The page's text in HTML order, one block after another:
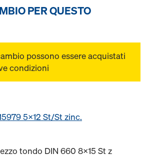
PER QUESTO
possono essere acquistati
condizioni
5x12 St/St zinc.
tondo DIN 660 8x15 St z